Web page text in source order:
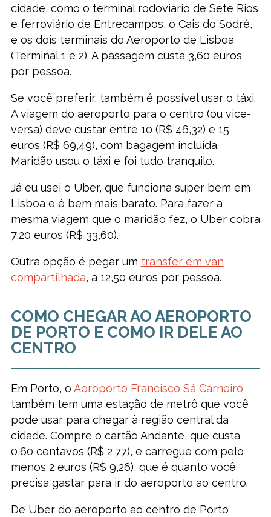
cidade, como o terminal rodoviário de Sete Rios
e ferroviário de Entrecampos, o Cais do Sodré,
e os dois terminais do Aeroporto de Lisboa
(Terminal 1 e 2). A passagem custa 3,60 euros
por pessoa.
Se você preferir, também é possível usar o táxi.
A viagem do aeroporto para o centro (ou vice-
versa) deve custar entre 10 (R$ 46,32) e 15
euros (R$ 69,49), com bagagem incluída.
Maridão usou o táxi e foi tudo tranquilo.
Já eu usei o Uber, que funciona super bem em
Lisboa e é bem mais barato. Para fazer a
mesma viagem que o maridão fez, o Uber cobra
7,20 euros (R$ 33,60).
Outra opção é pegar um transfer em van
compartilhada, a 12,50 euros por pessoa.
COMO CHEGAR AO AEROPORTO
DE PORTO E COMO IR DELE AO
CENTRO
Em Porto, o Aeroporto Francisco Sá Carneiro
também tem uma estação de metrô que você
pode usar para chegar à região central da
cidade. Compre o cartão Andante, que custa
0,60 centavos (R$ 2,77), e carregue com pelo
menos 2 euros (R$ 9,26), que é quanto você
precisa gastar para ir do aeroporto ao centro.
De Uber do aeroporto ao centro de Porto